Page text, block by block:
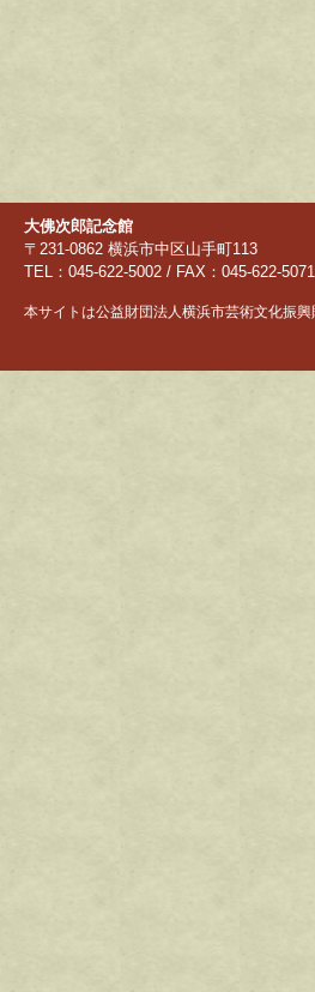
大佛次郎記念館
〒231-0862 横浜市中区山手町113
TEL：045-622-5002 / FAX：045-622-5071
本サイトは公益財団法人横浜市芸術文化振興